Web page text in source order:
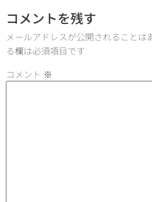
コメントを残す
メールアドレスが公開されることは
る欄は必須項目です
コメント ※